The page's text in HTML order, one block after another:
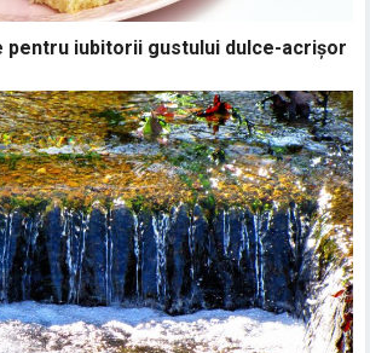
pentru iubitorii gustului dulce-acrișor